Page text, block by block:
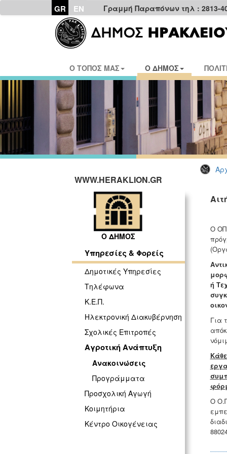
GR EN Γραμμή Παραπόνων τηλ : 2813-
Ο ΤΟΠΟΣ ΜΑΣ Ο ΔΗΜΟΣ
WWW.HERAKLION.GR
Ο ΔΗΜΟΣ
Υπηρεσίες & Φορείς
Δημοτικές Υπηρεσίες
Τηλέφωνα
Κ.Ε.Π.
Ηλεκτρονική Διακυβέρνηση
Σχολικές Επιτροπές
Αγροτική Ανάπτυξη
Ανακοινώσεις
Προγράμματα
Προσχολική Αγωγή
Κοιμητήρια
Κέντρο Οικογένειας
Ο
ή
Για
Ο